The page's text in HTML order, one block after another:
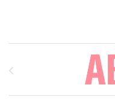
Brands Carousel